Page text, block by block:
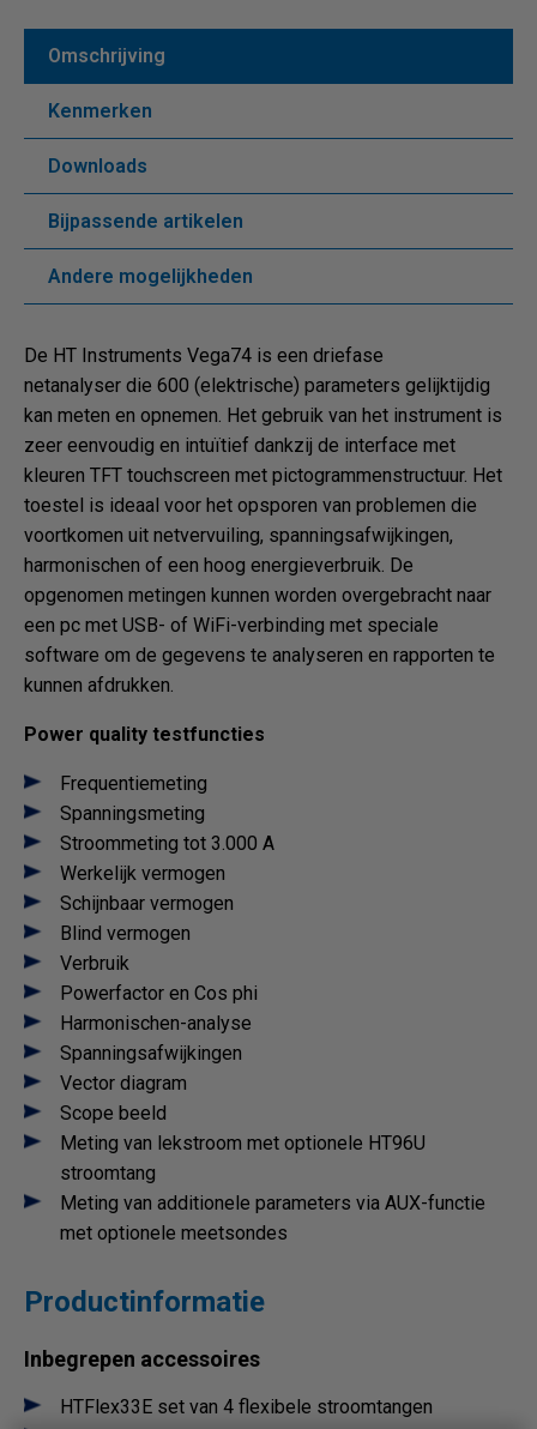
Omschrijving
Kenmerken
Downloads
Bijpassende artikelen
Andere mogelijkheden
De HT Instruments Vega74 is een driefase
netanalyser die 600 (elektrische) parameters gelijktijdig
kan meten en opnemen. Het gebruik van het instrument is
zeer eenvoudig en intuïtief dankzij de interface met
kleuren TFT touchscreen met pictogrammenstructuur. Het
toestel is ideaal voor het opsporen van problemen die
voortkomen uit netvervuiling, spanningsafwijkingen,
harmonischen of een hoog energieverbruik. De
opgenomen metingen kunnen worden overgebracht naar
een pc met USB- of WiFi-verbinding met speciale
software om de gegevens te analyseren en rapporten te
kunnen afdrukken.
Power quality testfuncties
Frequentiemeting
Spanningsmeting
Stroommeting tot 3.000 A
Werkelijk vermogen
Schijnbaar vermogen
Blind vermogen
Verbruik
Powerfactor en Cos phi
Harmonischen-analyse
Spanningsafwijkingen
Vector diagram
Scope beeld
Meting van lekstroom met optionele HT96U
stroomtang
Meting van additionele parameters via AUX-functie
met optionele meetsondes
Productinformatie
Inbegrepen accessoires
HTFlex33E set van 4 flexibele stroomtangen